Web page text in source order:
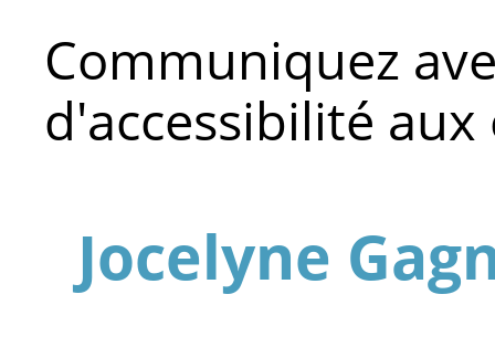
Communiquez
d'accessibilité aux
Jocelyne